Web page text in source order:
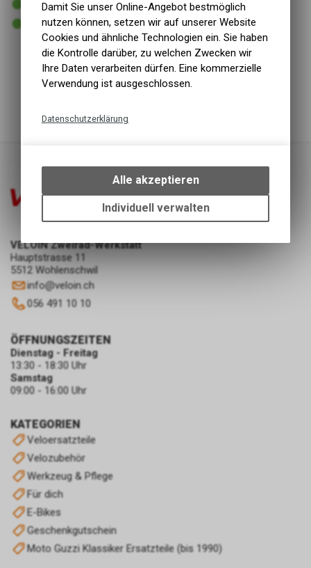
Versand
1 - 3 Tage lieferbar
Abholung VELOIN Zweirad-Werkstatt
Pumpenschlauch mit Hochdruck Messingnippel
Passend zu allen SKS Rennkompressoren
VELOIN Zweirad-Werkstatt
Hauptstrasse 11
5512 Wohlenschwil
info@veloin.ch
056 491 10 10
KATEGORIEN
Veloersatzteile
Velozubehör
Werkzeug & Pflege
Für dich
E-Bikes
Geschenkgutschein
Moto Guzzi Klassiker Ersatzteile (bis 1990)
ÖFFNUNGSZEITEN
Dienstag - Freitag
13:30 - 18:30 Uhr
Samstag
09:00 - 16:00 Uhr
Damit Sie unser Online-Angebot bestmöglich
nutzen können, setzen wir auf unserer Website
Cookies und ähnliche Technologien ein. Sie haben
die Kontrolle darüber, zu welchen Zwecken wir
Ihre Daten verarbeiten dürfen. Eine kommerzielle
Verwendung ist ausgeschlossen.
Datenschutzerklärung
bestimmte Interaktionen und
Einstellungen auf Ihrem Gerät,
um die grundlegenden
Funktionen unseres Online-
des Warenkorbs, zu
Alle akzeptieren
Individuell verwalten